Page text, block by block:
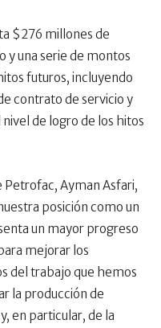
$276 millones de
y una serie de montos
futuros, incluyendo
contrato de servicio y
de logro de los hitos
Ayman Asfari,
posición como un
un mayor progreso
mejorar los
del trabajo que hemos
la producción de
en particular, de la